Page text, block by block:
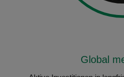
Global